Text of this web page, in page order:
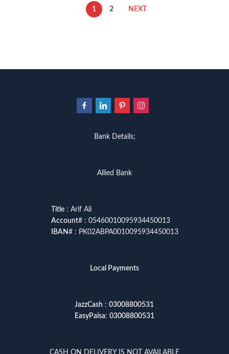
1 2 NEXT
Bank Details;
Allied Bank
Title: Arif Ali
Account# : 05460010095934450013
IBAN# : PK02ABPA0010095934450013
Local Payments
JazzCash : 03008800531
EasyPaisa: 03008800531
CASH ON DELIVERY IS NOT AVAILABLE